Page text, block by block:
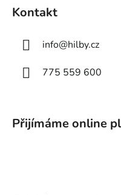
Kontakt
info@hilby.cz
775 559 600
Přijímáme online